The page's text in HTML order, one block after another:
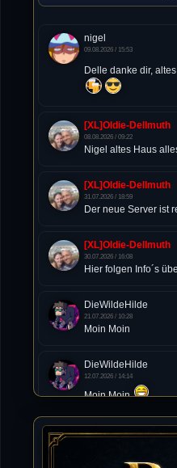
nigel
09.08.2026 / 15:53
Delle danke dir,
[XL]Oldie-Dellmuth
08.08.2026 / 09:22
Nigel altes Haus
[XL]Oldie-Dellmuth
31.07.2026 / 18:59
Der neue Server ist
[XL]Oldie-Dellmuth
30.07.2026 / 16:08
Hier folgen Info´s
DieWildeHilde
21.07.2026 / 10:28
Moin Moin
DieWildeHilde
12.07.2026 / 14:14
Moin Moin
Tommy